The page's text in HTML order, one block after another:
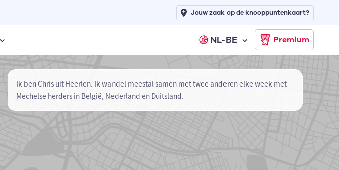
NL-BE Premium
Jouw zaak op de knooppuntenkaart?
Ik ben Chris uit Heerlen. Ik wandel meestal samen met twee anderen elke week met
Mechelse herders in België, Nederland en Duitsland.